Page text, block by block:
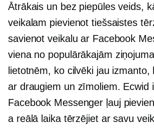
Ātrākais un bez piepūles veids,
veikalam pievienot tiešsaistes
savienot veikalu ar Facebook
viena no populārākajām
lietotnēm, ko cilvēki jau izmanto,
ar draugiem un zīmoliem. Ecwid
Facebook Messenger ļauj
a reālā laikatērzējiet ar savu